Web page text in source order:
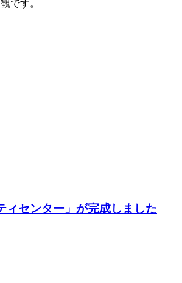
です。
ィセンター」が完成しました